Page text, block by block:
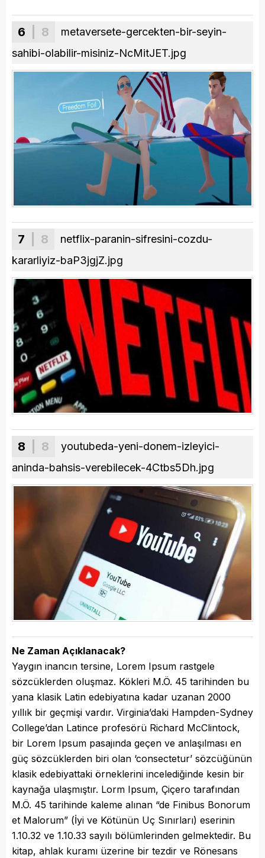
6 | 8
metaversete-gercekten-bir-seyin-
sahibi-olabilir-misiniz-NcMitJET.jpg
7 | 8
netflix-paranin-sifresini-cozdu-
kararliyiz-baP3jgjZ.jpg
8 | 8
youtubeda-yeni-donem-izleyici-
aninda-bahsis-verebilecek-4Ctbs5Dh.jpg
Ne Zaman Açıklanacak?
Yaygın inancın tersine, Lorem Ipsum rastgele
sözcüklerden oluşmaz. Kökleri M.Ö. 45 tarihinden bu
yana klasik Latin edebiyatına kadar uzanan 2000
yıllık bir geçmişi vardır. Virginia’daki Hampden-Sydney
College’dan Latince profesörü Richard McClintock,
bir Lorem Ipsum pasajında geçen ve anlaşılması en
güç sözcüklerden biri olan ‘consectetur’ sözcüğünün
klasik edebiyattaki örneklerini incelediğinde kesin bir
kaynağa ulaşmıştır. Lorm Ipsum, Çiçero tarafından
M.Ö. 45 tarihinde kaleme alınan “de Finibus Bonorum
et Malorum” (İyi ve Kötünün Uç Sınırları) eserinin
1.10.32 ve 1.10.33 sayılı bölümlerinden gelmektedir. Bu
kitap, ahlak kuramı üzerine bir tezdir ve Rönesans